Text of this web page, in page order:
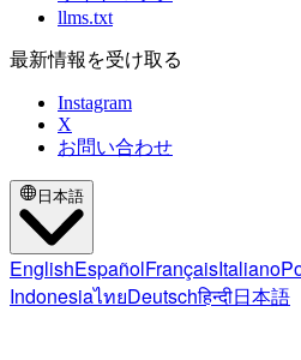
llms.txt
最新情報を受け取る
Instagram
X
お問い合わせ
日本語
EnglishEspañolFrançaisItaliano
IndonesiaไทยDeutschहिन्दी日本語